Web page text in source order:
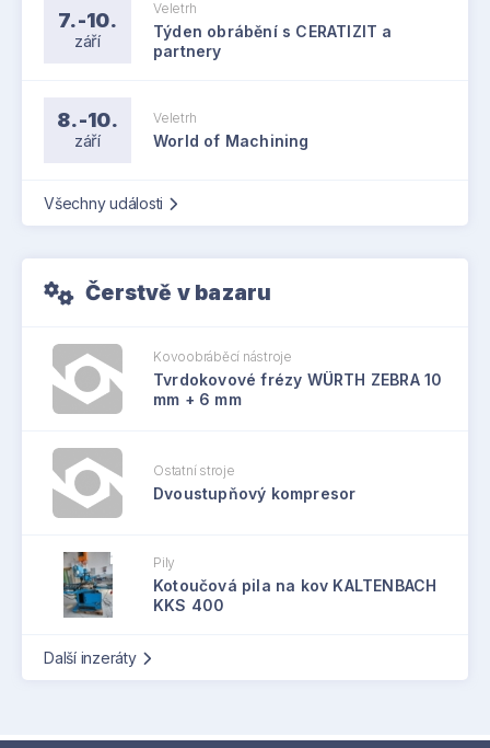
7.-10.
září
Veletrh
Týden obrábění s CERATIZIT a
partnery
8.-10.
září
Veletrh
World of Machining
Všechny události
Čerstvě v bazaru
Kovoobráběcí nástroje
Tvrdokovové frézy WÜRTH ZEBRA 10
mm + 6 mm
Ostatní stroje
Dvoustupňový kompresor
Pily
Kotoučová pila na kov KALTENBACH
KKS 400
Další inzeráty